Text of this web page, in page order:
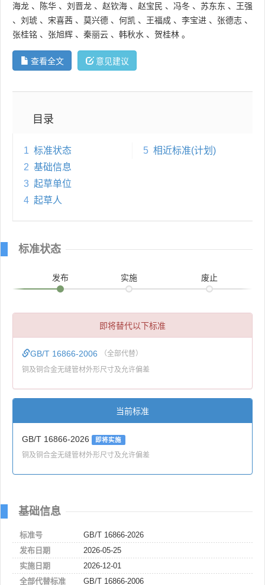
海龙 、 陈华 、 刘晋龙 、 赵钦海 、 赵宝民 、 冯冬 、 苏东东 、 王强
、 刘琥 、 宋喜茜 、 莫兴德 、 何凯 、 王福成 、 李宝进 、 张德志 、
张桂铭 、 张旭辉 、 秦丽云 、 韩秋水 、 贺桂林 。
查看全文 意见建议
目录
1 标准状态
2 基础信息
3 起草单位
4 起草人
5 相近标准(计划)
标准状态
发布 实施 废止
即将替代以下标准
GB/T 16866-2006 （全部代替）
铜及铜合金无缝管材外形尺寸及允许偏差
当前标准
GB/T 16866-2026 即将实施
铜及铜合金无缝管材外形尺寸及允许偏差
基础信息
标准号
GB/T 16866-2026
发布日期
2026-05-25
实施日期
2026-12-01
全部代替标准
GB/T 16866-2006